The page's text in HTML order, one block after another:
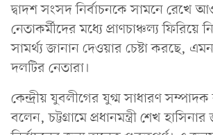
দ্বাদশ সংসদ নির্বাচনকে সামনে রেখে
নেতাকর্মীদের মধ্যে প্রাণচাঞ্চল্য ফিরিয়ে
সামর্থ্য জানান দেওয়ার চেষ্টা করছে,
দলটির নেতারা।
কেন্দ্রীয় যুবলীগের যুগ্ম সাধারণ
বলেন, চট্টগ্রামে প্রধানমন্ত্রী শেখ